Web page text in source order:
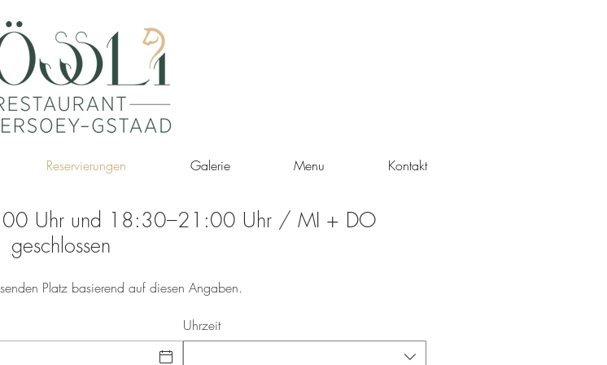
Reservierungen Galerie Menu Kontakt
Uhr und 18:30–21:00 Uhr / MI + DO
geschlossen
Platz basierend auf diesen Angaben.
Uhrzeit